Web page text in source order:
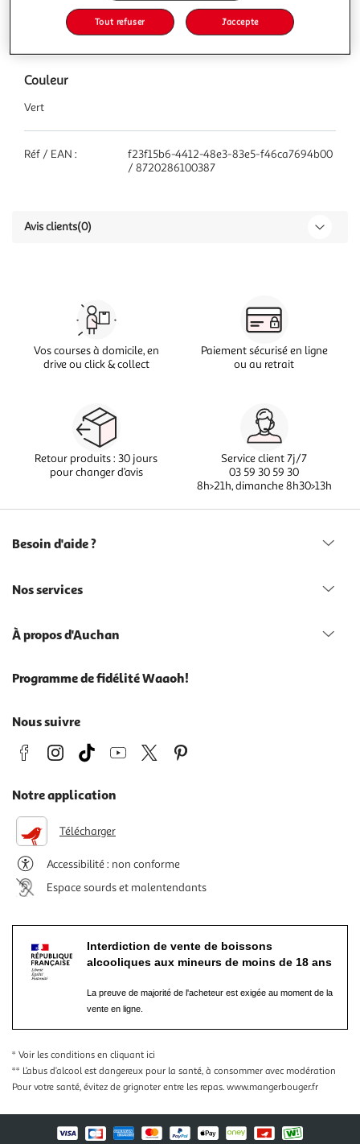
Caractéristiques
Couleur
Vert
Réf / EAN :
f23f15b6-4412-48e3-83e5-f46ca7694b00
/ 8720286100387
Avis clients(0)
Vos courses à domicile, en
drive ou click & collect
Paiement sécurisé en ligne
ou au retrait
Retour produits : 30 jours
pour changer d’avis
Service client 7j/7
03 59 30 59 30
8h>21h, dimanche 8h30>13h
Besoin d'aide ?
Nos services
À propos d'Auchan
Programme de fidélité Waaoh!
Nous suivre
Notre application
Télécharger
Accessibilité : non conforme
Espace sourds et malentendants
Interdiction de vente de boissons
alcooliques aux mineurs de moins de 18 ans
La preuve de majorité de l'acheteur est exigée au moment de la
vente en ligne.
* Voir les conditions en cliquant ici
** L’abus d’alcool est dangereux pour la santé, à consommer avec modération
Pour votre santé, évitez de grignoter entre les repas. www.mangerbouger.fr
Tout refuser J'accepte